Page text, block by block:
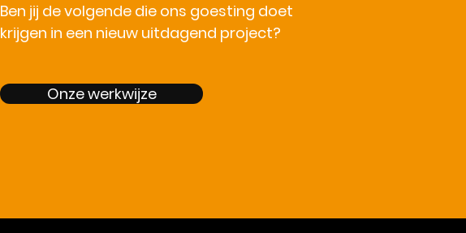
Ben jij de volgende die ons goesting doet
krijgen in een nieuw uitdagend project?
Onze werkwijze